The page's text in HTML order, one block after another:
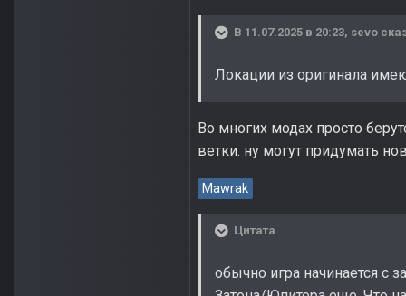
В 11.07.2025 в 20:23, sevo
Локации из оригинала
Во многих модах просто
ветки. ну могут придумать
Mawrak
Цитата
обычно игра начинается с